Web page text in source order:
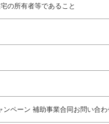
の所有者等であること
ンペーン 補助事業合同お問い合わ